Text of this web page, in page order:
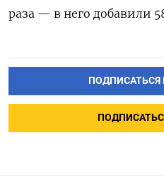
раза — в него добавили
ПОДПИСАТЬСЯ